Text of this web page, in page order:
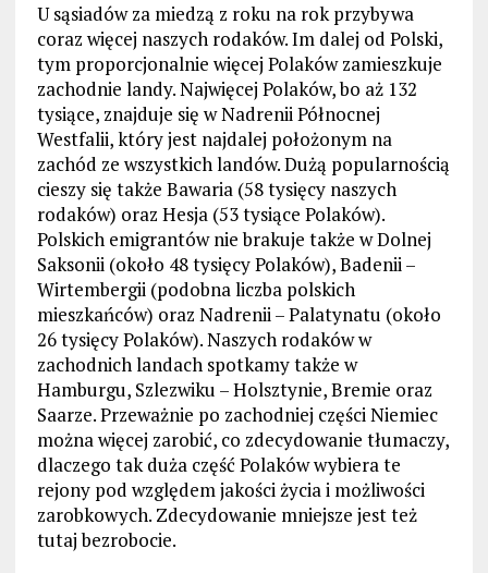
U sąsiadów za miedzą z roku na rok przybywa
coraz więcej naszych rodaków. Im dalej od Polski,
tym proporcjonalnie więcej Polaków zamieszkuje
zachodnie landy. Najwięcej Polaków, bo aż 132
tysiące, znajduje się w Nadrenii Północnej
Westfalii, który jest najdalej położonym na
zachód ze wszystkich landów. Dużą popularnością
cieszy się także Bawaria (58 tysięcy naszych
rodaków) oraz Hesja (53 tysiące Polaków).
Polskich emigrantów nie brakuje także w Dolnej
Saksonii (około 48 tysięcy Polaków), Badenii –
Wirtembergii (podobna liczba polskich
mieszkańców) oraz Nadrenii – Palatynatu (około
26 tysięcy Polaków). Naszych rodaków w
zachodnich landach spotkamy także w
Hamburgu, Szlezwiku – Holsztynie, Bremie oraz
Saarze. Przeważnie po zachodniej części Niemiec
można więcej zarobić, co zdecydowanie tłumaczy,
dlaczego tak duża część Polaków wybiera te
rejony pod względem jakości życia i możliwości
zarobkowych. Zdecydowanie mniejsze jest też
tutaj bezrobocie.